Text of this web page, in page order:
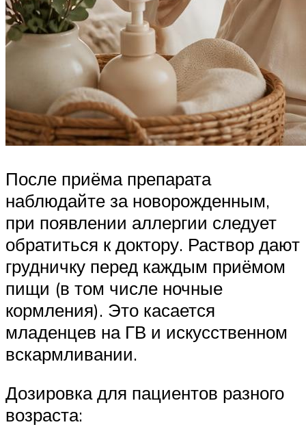
После приёма препарата
наблюдайте за новорожденным,
при появлении аллергии следует
обратиться к доктору. Раствор дают
грудничку перед каждым приёмом
пищи (в том числе ночные
кормления). Это касается
младенцев на ГВ и искусственном
вскармливании.
Дозировка для пациентов разного
возраста: